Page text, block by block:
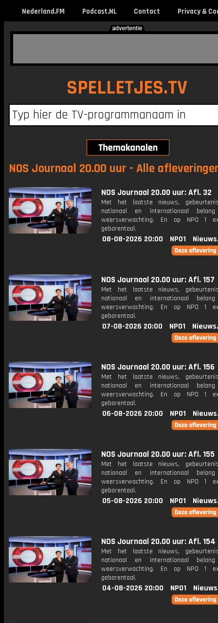
Nederland.FM Podcast.NL Contact Privacy &
SPELLETJES.TV
NOS Journaal 20.00 uur - Alle
NOS Journaal 20.00 uur: Afl. 32
Met het laatste nieuws,
nationaal en internationaal
weersverwachting. En op NPO 1
gebarentaal.
08-08-2026 20:00 NPO1
NOS Journaal 20.00 uur: Afl. 157
Met het laatste nieuws,
nationaal en internationaal
weersverwachting. En op NPO 1
gebarentaal.
07-08-2026 20:00 NPO1
NOS Journaal 20.00 uur: Afl. 156
Met het laatste nieuws,
nationaal en internationaal
weersverwachting. En op NPO 1
gebarentaal.
06-08-2026 20:00 NPO1
NOS Journaal 20.00 uur: Afl. 155
Met het laatste nieuws,
nationaal en internationaal
weersverwachting. En op NPO 1
gebarentaal.
05-08-2026 20:00 NPO1
NOS Journaal 20.00 uur: Afl. 154
Met het laatste nieuws,
nationaal en internationaal
weersverwachting. En op NPO 1
gebarentaal.
04-08-2026 20:00 NPO1